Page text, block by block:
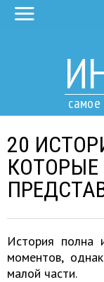
самое
20
КОТОРЫЕ
История полна
моментов,
малой части.